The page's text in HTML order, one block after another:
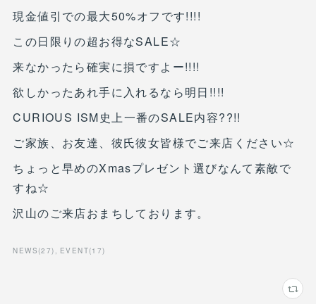
現金値引での最大50%オフです!!!!
この日限りの超お得なSALE☆
来なかったら確実に損ですよー!!!!
欲しかったあれ手に入れるなら明日!!!!
CURIOUS ISM史上一番のSALE内容??!!
ご家族、お友達、彼氏彼女皆様でご来店ください☆
ちょっと早めのXmasプレゼント選びなんて素敵で
すね☆
沢山のご来店おまちしております。
NEWS (27) EVENT(17)